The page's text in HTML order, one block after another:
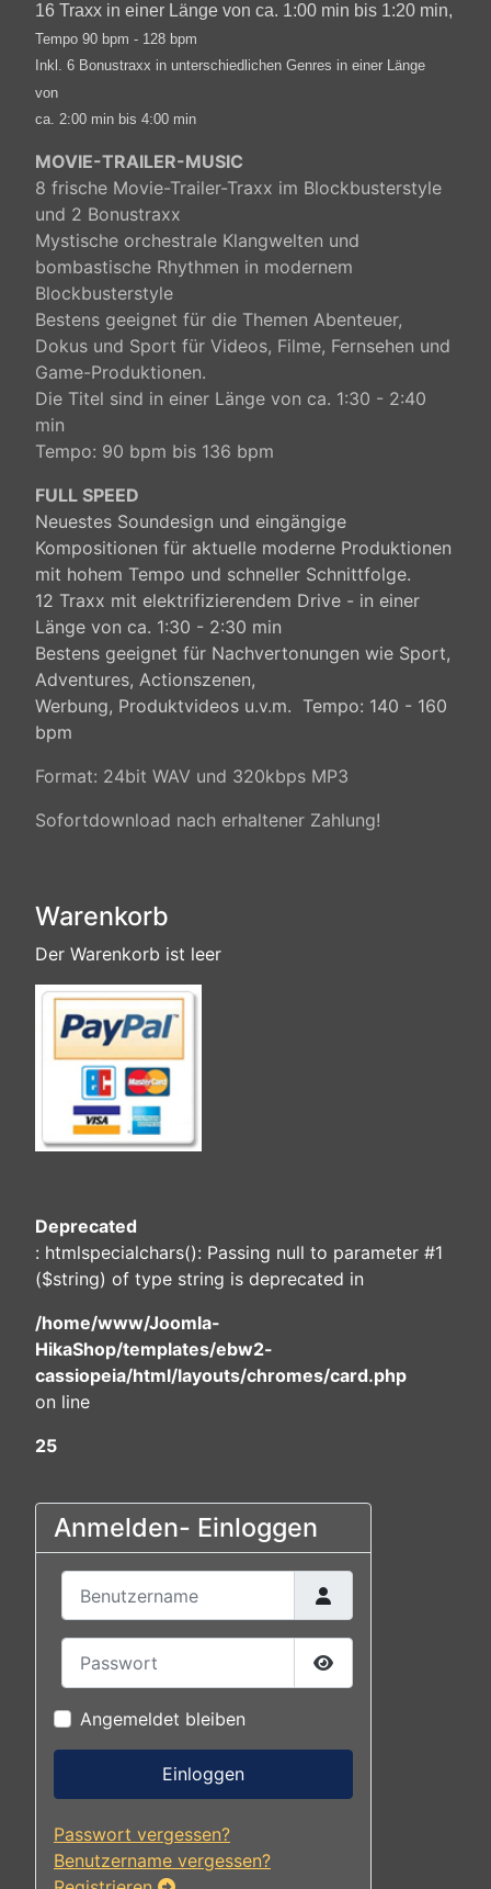
16 Traxx in einer Länge von ca. 1:00 min bis 1:20 min,
Tempo 90 bpm - 128 bpm
Inkl. 6 Bonustraxx in unterschiedlichen Genres in einer Länge
von
ca. 2:00 min bis 4:00 min
MOVIE-TRAILER-MUSIC
8 frische Movie-Trailer-Traxx im Blockbusterstyle
und 2 Bonustraxx
Mystische orchestrale Klangwelten und
bombastische Rhythmen in modernem
Blockbusterstyle
Bestens geeignet für die Themen Abenteuer,
Dokus und Sport für Videos, Filme, Fernsehen und
Game-Produktionen.
Die Titel sind in einer Länge von ca. 1:30 - 2:40
min
Tempo: 90 bpm bis 136 bpm
FULL SPEED
Neuestes Soundesign und eingängige
Kompositionen für aktuelle moderne Produktionen
mit hohem Tempo und schneller Schnittfolge.
12 Traxx mit elektrifizierendem Drive - in einer
Länge von ca. 1:30 - 2:30 min
Bestens geeignet für Nachvertonungen wie Sport,
Adventures, Actionszenen,
Werbung, Produktvideos u.v.m. Tempo: 140 - 160
bpm
Format: 24bit WAV und 320kbps MP3
Sofortdownload nach erhaltener Zahlung!
Warenkorb
Der Warenkorb ist leer
Deprecated
: htmlspecialchars(): Passing null to parameter #1
($string) of type string is deprecated in
/home/www/Joomla-
HikaShop/templates/ebw2-
cassiopeia/html/layouts/chromes/card.php
on line
25
Anmelden- Einloggen
Passwort anzeigen
Angemeldet bleiben
Einloggen
Passwort vergessen?
Benutzername vergessen?